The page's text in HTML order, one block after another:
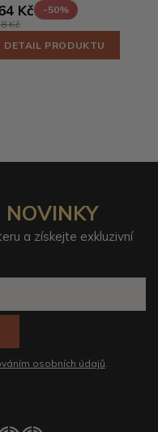
Kč
-50%
Kč
DETAIL PRODUKTU
NOVINKY
a získejte exkluzivní
osobních údajů